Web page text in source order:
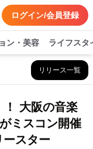
ログイン/会員登録
ン・美容 ライフスタ
リリース一覧
！ 大阪の音楽
ミスコン開催
スター